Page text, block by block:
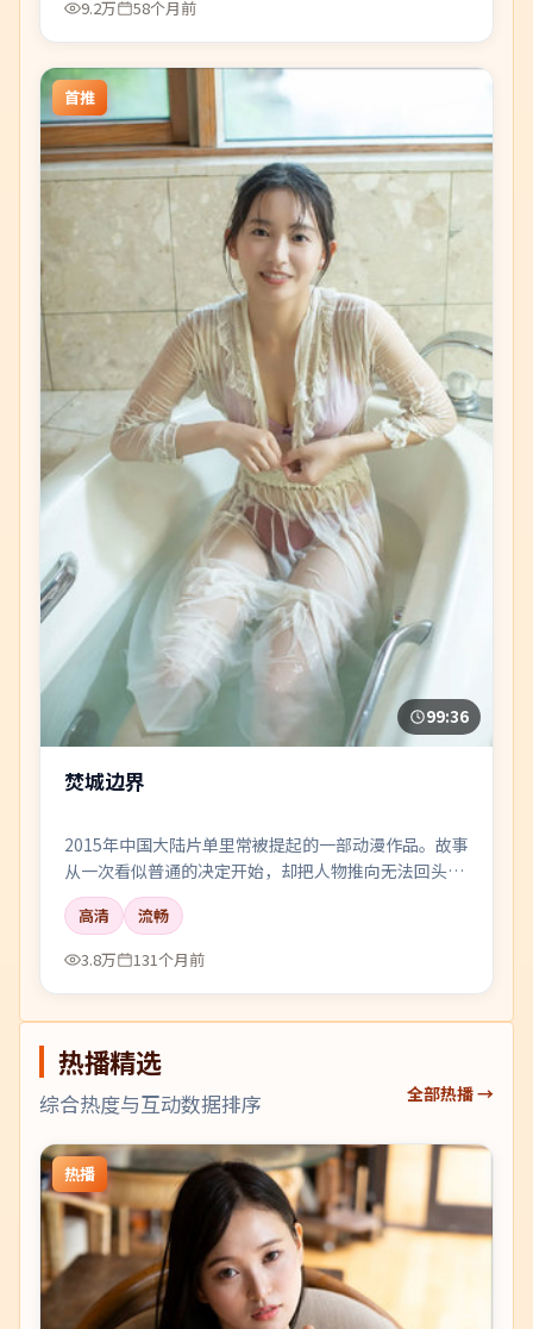
9.2万 58个月前
首推
99:36
焚城边界
2015年中国大陆片单里常被提起的一部动漫作品。故事
从一次看似普通的决定开始，却把人物推向无法回头的
岔路；剪辑利落，情绪像潮水一样有涨有落。
高清
流畅
3.8万
131个月前
热播精选
综合热度与互动数据排序 全部热播 →
热播